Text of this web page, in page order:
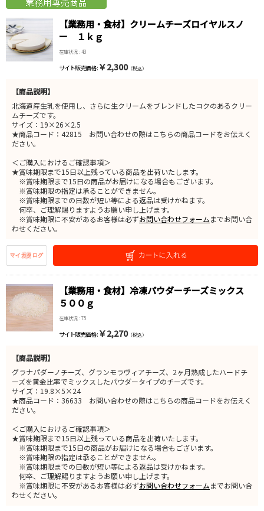
【業務用・食材】クリームチーズロイヤルスノ
ー １ｋｇ
在庫状況 : 43
サイト販売価格 : ￥2,300（税込）
【商品説明】
北海道産生乳を使用し、さらに生クリームをブレンドしたコクのあるクリー
ムチーズです。
サイズ：19×26×2.5
★商品コード：42815 お問い合わせの際はこちらの商品コードをお伝えく
ださい。
＜ご購入におけるご確認事項＞
★賞味期限まで15日以上残っている商品を出荷いたします。
※賞味期限まで15日の商品がお届けになる場合もございます。
※賞味期限の指定は承ることができません。
※賞味期限までの日数が短い等による返品は受けかねます。
何卒、ご理解賜りますようお願い申し上げます。
※賞味期限に不安があるお客様は必ずお問い合わせフォームまでお問い合
わせください。
【業務用・食材】冷凍パウダーチーズミックス
５００ｇ
在庫状況 : 75
サイト販売価格 : ￥2,270（税込）
【商品説明】
グラナパダーノチーズ、グランモラヴィアチーズ、2ヶ月熟成したハードチ
ーズを黄金比率でミックスしたパウダータイプのチーズです。
サイズ：19.8×5×24
★商品コード：36633 お問い合わせの際はこちらの商品コードをお伝えく
ださい。
＜ご購入におけるご確認事項＞
★賞味期限まで15日以上残っている商品を出荷いたします。
※賞味期限まで15日の商品がお届けになる場合もございます。
※賞味期限の指定は承ることができません。
※賞味期限までの日数が短い等による返品は受けかねます。
何卒、ご理解賜りますようお願い申し上げます。
※賞味期限に不安があるお客様は必ずお問い合わせフォームまでお問い合
わせください。